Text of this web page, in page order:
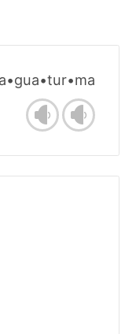
a•gua•tur•ma